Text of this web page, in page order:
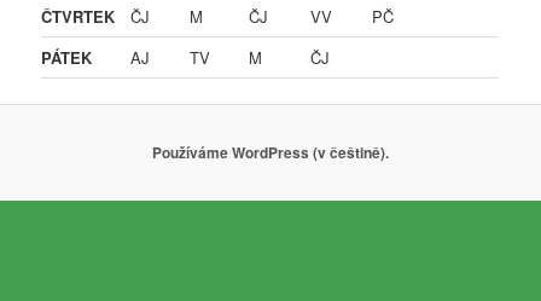
ČTVRTEK
ČJ M ČJ VV
PČ
PÁTEK
AJ TV M ČJ
Používáme WordPress (v češtině).